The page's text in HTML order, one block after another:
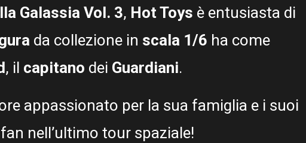
Galassia Vol. 3, Hot Toys è entusiasta di
da collezione in scala 1/6 ha come
, il capitano dei Guardiani.
appassionato per la sua famiglia e i suoi
nell’ultimo tour spaziale!